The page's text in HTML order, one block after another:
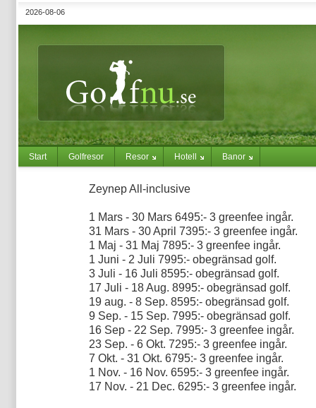
2026-08-06
Start Golfresor Resor Hotell Banor
Zeynep All-inclusive
1 Mars - 30 Mars 6495:- 3 greenfee ingår.
31 Mars - 30 April 7395:- 3 greenfee ingår.
1 Maj - 31 Maj 7895:- 3 greenfee ingår.
1 Juni - 2 Juli 7995:- obegränsad golf.
3 Juli - 16 Juli 8595:- obegränsad golf.
17 Juli - 18 Aug. 8995:- obegränsad golf.
19 aug. - 8 Sep. 8595:- obegränsad golf.
9 Sep. - 15 Sep. 7995:- obegränsad golf.
16 Sep - 22 Sep. 7995:- 3 greenfee ingår.
23 Sep. - 6 Okt. 7295:- 3 greenfee ingår.
7 Okt. - 31 Okt. 6795:- 3 greenfee ingår.
1 Nov. - 16 Nov. 6595:- 3 greenfee ingår.
17 Nov. - 21 Dec. 6295:- 3 greenfee ingår.